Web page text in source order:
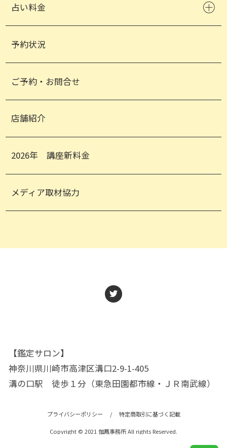
占い料金
予約状況
ご予約・お問合せ
店舗紹介
2026年 講座新料金
メディア取材協力
【鑑定サロン】
神奈川県川崎市高津区溝口2-9-1-405
溝の口駅 徒歩１分（東急田園都市線・ＪＲ南武線）
プライバシーポリシー / 特定商取引に基づく記載
Copyright © 2021 伽鳳事務所 All rights Reserved.